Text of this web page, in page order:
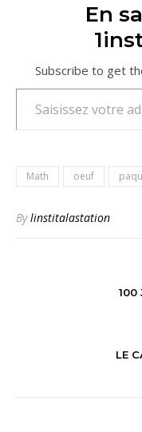
En
Subscribe to get
Saisissez votre
Math oeuf
Bylinstitalastation
100
LE